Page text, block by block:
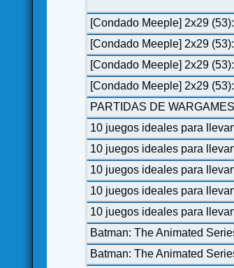
[Condado Meeple] 2x29
[Condado Meeple] 2x29
[Condado Meeple] 2x29
[Condado Meeple] 2x29
PARTIDAS DE
10 juegos ideales para
10 juegos ideales para
10 juegos ideales para
10 juegos ideales para
10 juegos ideales para
Batman: The Animated
Batman: The Animated